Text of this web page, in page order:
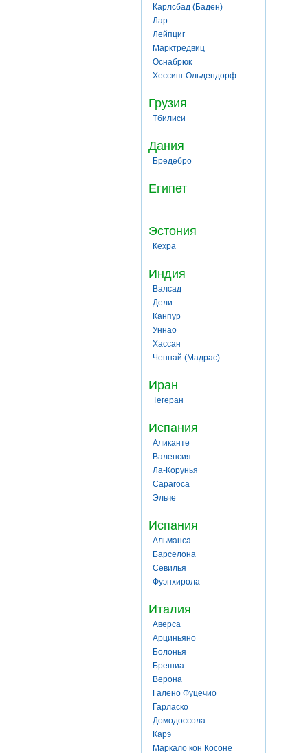
Карлсбад (Баден)
Лар
Лейпциг
Марктредвиц
Оснабрюк
Хессиш-Ольдендорф
Грузия
Тбилиси
Дания
Бредебро
Египет
Эстония
Кехра
Индия
Валсад
Дели
Канпур
Уннао
Хассан
Ченнай (Мадрас)
Иран
Тегеран
Испания
Аликанте
Валенсия
Ла-Корунья
Сарагоса
Эльче
Испания
Альманса
Барселона
Севилья
Фуэнхирола
Италия
Аверса
Арциньяно
Болонья
Брешиа
Верона
Галено Фуцечио
Гарласко
Домодоссола
Карэ
Маркало кон Косоне